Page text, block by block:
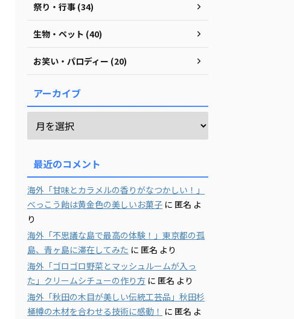
祭り・行事 (34)
生物・ペット (40)
お笑い・パロディー (20)
アーカイブ
最近のコメント
海外「甘味とカラメルの香りがなつかしい！」
べっこう飴は黄金色の美しいお菓子 に 匿名 よ
り
海外「不思議な島で最高の体験！」東京都の孤
島、青ヶ島に滞在してみた に 匿名 より
海外「ゴロゴロ野菜とマッシュルームが入っ
た」クリームシチューの作り方 に 匿名 より
海外「秋田の木目が美しい伝統工芸品」秋田杉
桶樽の木材を合わせる技術に感動！ に 匿名 よ